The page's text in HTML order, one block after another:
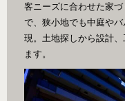
客ニーズに合わせた家
で、狭小地でも中庭や
現。土地探しから設計
ます。